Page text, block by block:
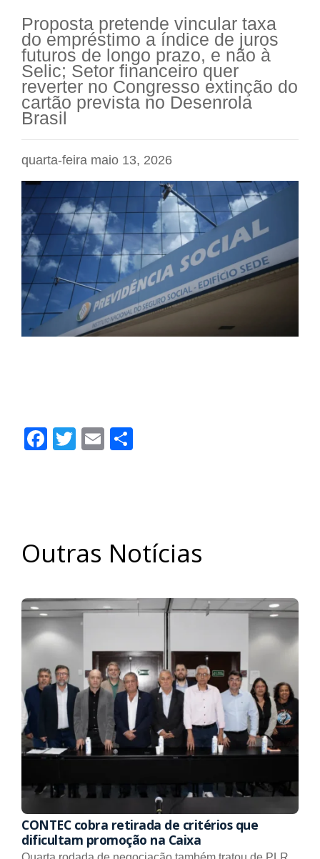
Proposta pretende vincular taxa
do empréstimo a índice de juros
futuros de longo prazo, e não à
Selic; Setor financeiro quer
reverter no Congresso extinção do
cartão prevista no Desenrola
Brasil
quarta-feira maio 13, 2026
Facebook
Twitter
Email
Outras Notícias
CONTEC cobra retirada de critérios que
dificultam promoção na Caixa